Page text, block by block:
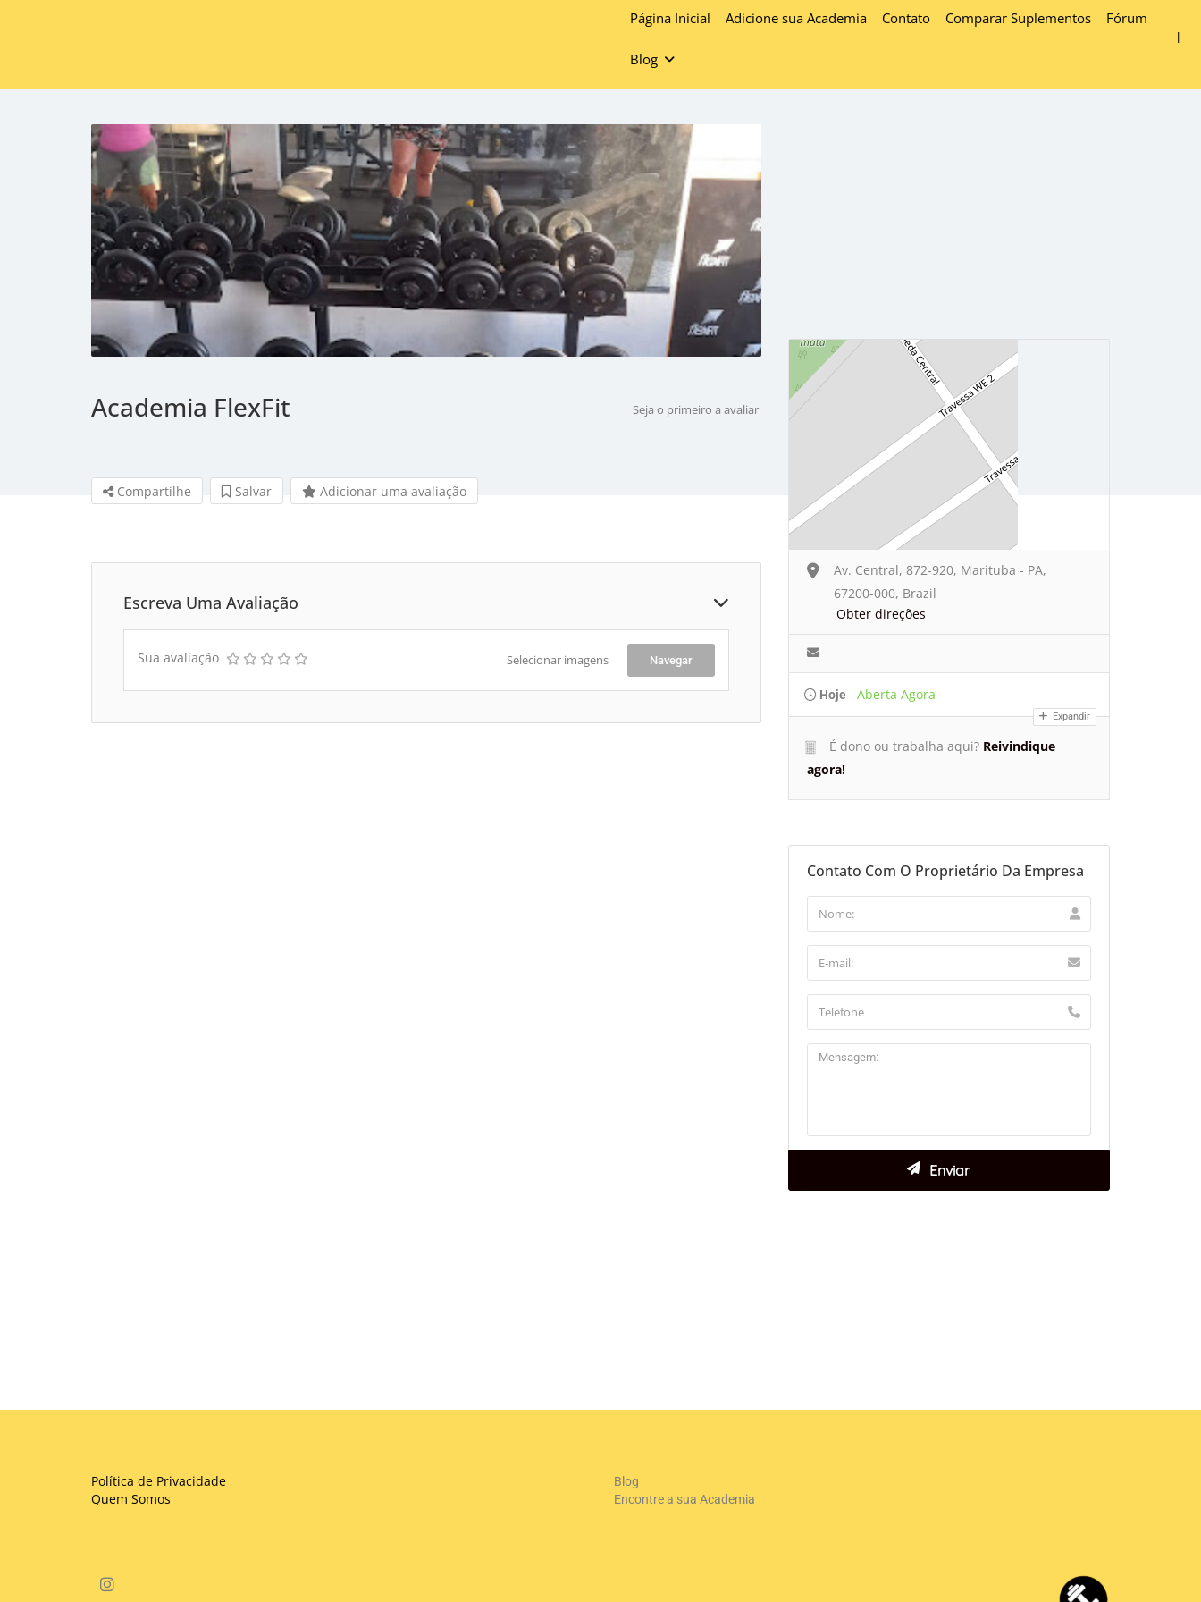
Página Inicial Adicione sua Academia Contato Comparar Suplementos Fórum
Blog
Academia FlexFit Seja o primeiro a avaliar
Compartilhe Salvar Adicionar uma avaliação
Escreva Uma Avaliação
Sua avaliação Selecionar imagens Navegar
Av. Central, 872-920, Marituba - PA,
67200-000, Brazil
Obter direções
Hoje Aberta Agora
Expandir
É dono ou trabalha aqui? Reivindique
agora!
Contato Com O Proprietário Da Empresa
Política de Privacidade
Quem Somos
Blog
Encontre a sua Academia